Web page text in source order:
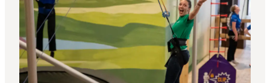
Inspiration
Regionen
Erlebnisse
Unterkünfte
Reiseplanung